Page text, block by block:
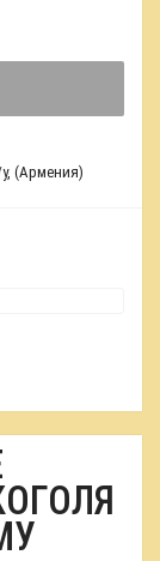
, (Армения)